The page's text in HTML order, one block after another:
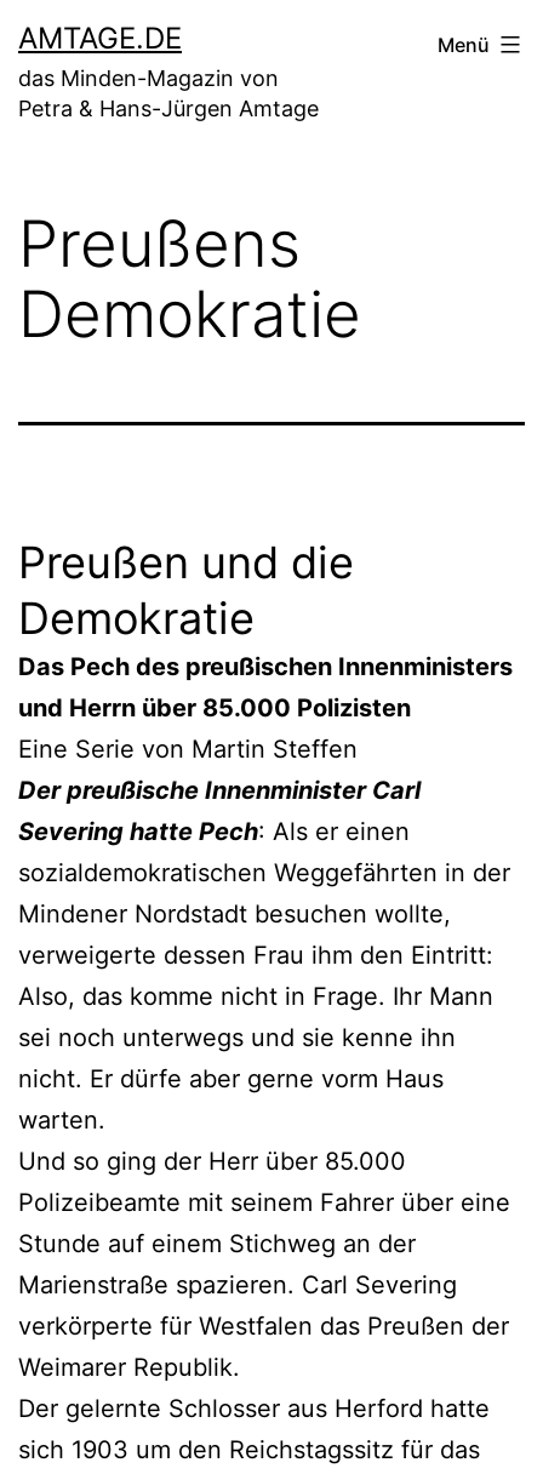
Zum
Inhalt
springen
AMTAGE.DE
das Minden-Magazin von
Petra & Hans-Jürgen Amtage
Menü
Preußens
Demokratie
Preußen und die
Demokratie
Das Pech des preußischen Innenministers
und Herrn über 85.000 Polizisten
Eine Serie von Martin Steffen
Der preußische Innenminister Carl
Severing hatte Pech: Als er einen
sozialdemokratischen Weggefährten in der
Mindener Nordstadt besuchen wollte,
verweigerte dessen Frau ihm den Eintritt:
Also, das komme nicht in Frage. Ihr Mann
sei noch unterwegs und sie kenne ihn
nicht. Er dürfe aber gerne vorm Haus
warten.
Und so ging der Herr über 85.000
Polizeibeamte mit seinem Fahrer über eine
Stunde auf einem Stichweg an der
Marienstraße spazieren. Carl Severing
verkörperte für Westfalen das Preußen der
Weimarer Republik.
Der gelernte Schlosser aus Herford hatte
sich 1903 um den Reichstagssitz für das